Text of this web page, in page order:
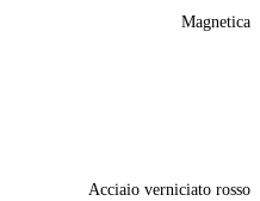
Magnetica
Acciaio verniciato rosso